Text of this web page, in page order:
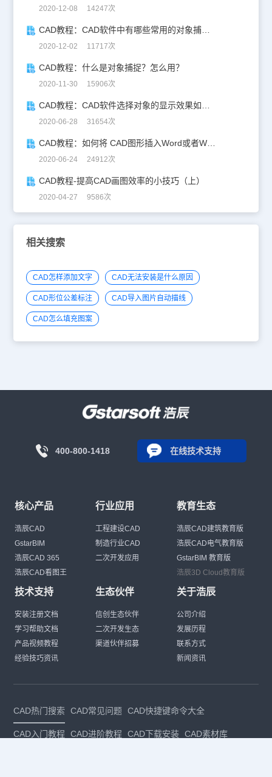
2020-12-08 14247次
CAD教程：CAD软件中有哪些常用的对象捕捉方式？
2020-12-02 11717次
CAD教程：什么是对象捕捉？怎么用？
2020-11-30 15906次
CAD教程：CAD软件选择对象的显示效果如何设置
2020-06-28 31654次
CAD教程：如何将 CAD图形插入Word或者WPS
2020-06-24 24912次
CAD教程-提高CAD画图效率的小技巧（上）
2020-04-27 9586次
相关搜索
CAD怎样添加文字 CAD无法安装是什么原因
CAD形位公差标注 CAD导入图片自动描线
CAD怎么填充图案
400-800-1418 在线技术支持
核心产品
浩辰CAD
GstarBIM
浩辰CAD 365
浩辰CAD看图王
行业应用
工程建设CAD
制造行业CAD
二次开发应用
教育生态
浩辰CAD建筑教育版
浩辰CAD电气教育版
GstarBIM 教育版
浩辰3D Cloud教育版
技术支持
安装注册文档
学习帮助文档
产品视频教程
经验技巧资讯
生态伙伴
信创生态伙伴
二次开发生态
渠道伙伴招募
关于浩辰
公司介绍
发展历程
联系方式
新闻资讯
CAD热门搜索 CAD常见问题 CAD快捷键命令大全
CAD入门教程 CAD进阶教程 CAD下载安装 CAD素材库